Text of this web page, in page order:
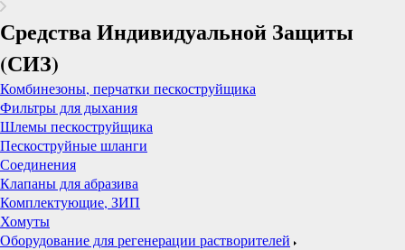
Средства Индивидуальной Защиты
(СИЗ)
Комбинезоны, перчатки пескоструйщика
Фильтры для дыхания
Шлемы пескоструйщика
Пескоструйные шланги
Соединения
Клапаны для абразива
Комплектующие, ЗИП
Хомуты
Оборудование для регенерации растворителей